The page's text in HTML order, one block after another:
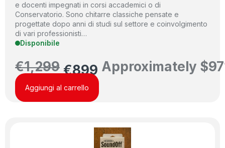
e docenti impegnati in corsi accademici o di
Conservatorio. Sono chitarre classiche pensate e
progettate dopo anni di studi sul settore e coinvolgimento
di vari professionisti…
Disponibile
€1,299 €899 Approximately $
Aggiungi al carrello